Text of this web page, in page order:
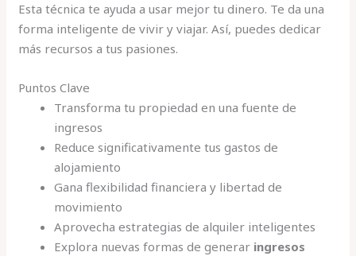
Esta técnica te ayuda a usar mejor tu dinero. Te da una
forma inteligente de vivir y viajar. Así, puedes dedicar
más recursos a tus pasiones.
Puntos Clave
Transforma tu propiedad en una fuente de
ingresos
Reduce significativamente tus gastos de
alojamiento
Gana flexibilidad financiera y libertad de
movimiento
Aprovecha estrategias de alquiler inteligentes
Explora nuevas formas de generar ingresos